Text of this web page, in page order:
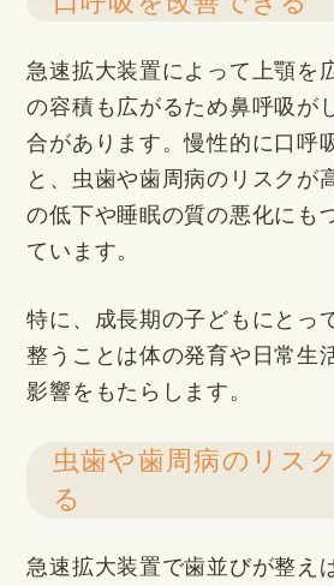
急速拡大装置によって上顎を
の容積も広がるため鼻呼吸が
合があります。慢性的に口呼
と、虫歯や歯周病のリスクが
の低下や睡眠の質の悪化にも
ています。
特に、成長期の子どもにとっ
整うことは体の発育や日常生
影響をもたらします。
虫歯や歯周病のリス
る
急速拡大装置で歯並びが整え